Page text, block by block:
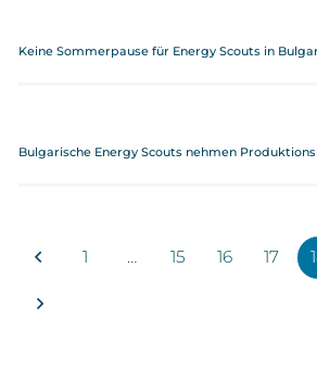
Keine Sommerpause für Energy Scouts in
Bulgarische Energy Scouts nehmen
1 … 15 16 17